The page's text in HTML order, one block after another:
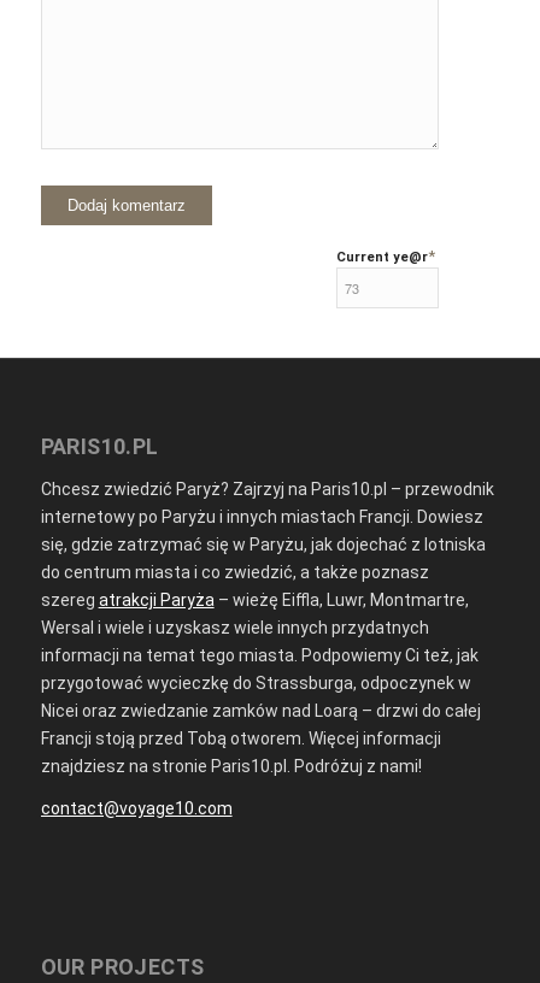
Current ye@r*
PARIS10.PL
Chcesz zwiedzić Paryż? Zajrzyj na Paris10.pl – przewodnik
internetowy po Paryżu i innych miastach Francji. Dowiesz
się, gdzie zatrzymać się w Paryżu, jak dojechać z lotniska
do centrum miasta i co zwiedzić, a także poznasz
szereg atrakcji Paryża – wieżę Eiffla, Luwr, Montmartre,
Wersal i wiele i uzyskasz wiele innych przydatnych
informacji na temat tego miasta. Podpowiemy Ci też, jak
przygotować wycieczkę do Strassburga, odpoczynek w
Nicei oraz zwiedzanie zamków nad Loarą – drzwi do całej
Francji stoją przed Tobą otworem. Więcej informacji
znajdziesz na stronie Paris10.pl. Podróżuj z nami!
contact@voyage10.com
OUR PROJECTS